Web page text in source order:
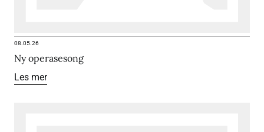
08.05.26
Ny operasesong
Les mer